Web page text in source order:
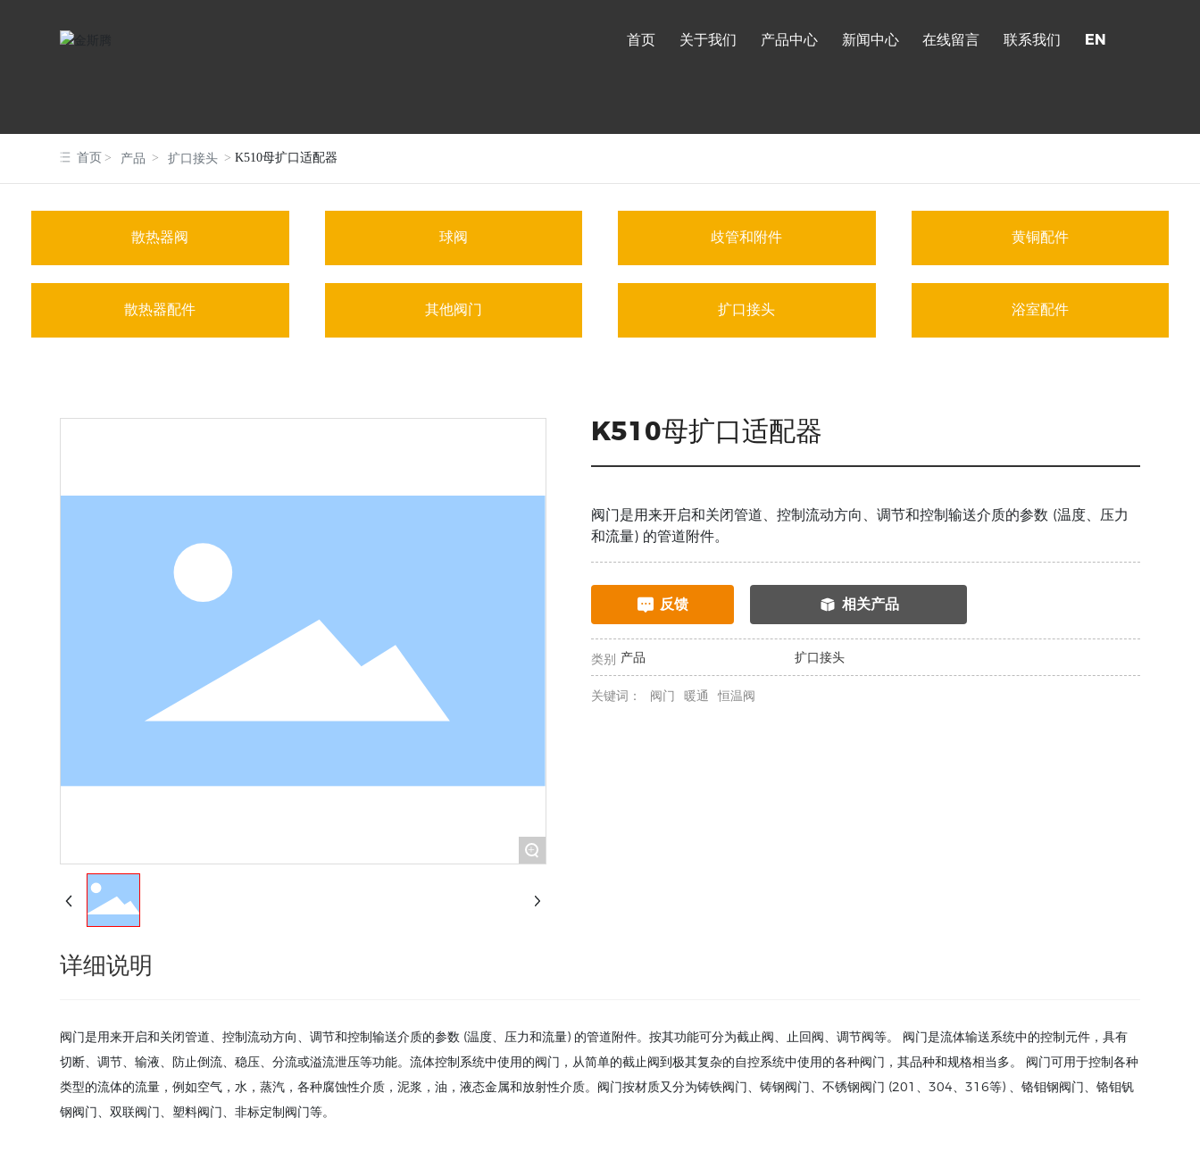
首页 关于我们 产品中心 新闻中心 在线留言 联系我们 EN
首页 产品 扩口接头 K510母扩口适配器
散热器阀 球阀 歧管和附件 黄铜配件
散热器配件 其他阀门 扩口接头 浴室配件
+
K510母扩口适配器
阀门是用来开启和关闭管道、控制流动方向、调节和控制输送介质的参数 (温度、压力
和流量) 的管道附件。
反馈 相关产品
类别 产品 扩口接头
关键词： 阀门 暖通 恒温阀
详细说明
阀门是用来开启和关闭管道、控制流动方向、调节和控制输送介质的参数 (温度、压力和流量) 的管道附件。按其功能可分为截止阀、止回阀、调节阀等。 阀门是流体输送系统中的控制元件，具有
切断、调节、输液、防止倒流、稳压、分流或溢流泄压等功能。流体控制系统中使用的阀门，从简单的截止阀到极其复杂的自控系统中使用的各种阀门，其品种和规格相当多。 阀门可用于控制各种
类型的流体的流量，例如空气，水，蒸汽，各种腐蚀性介质，泥浆，油，液态金属和放射性介质。阀门按材质又分为铸铁阀门、铸钢阀门、不锈钢阀门 (201、304、316等) 、铬钼钢阀门、铬钼钒
钢阀门、双联阀门、塑料阀门、非标定制阀门等。